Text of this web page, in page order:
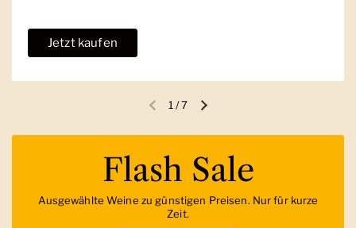
Jetzt kaufen
Vorherige FolieNächste Folie
1 /7
Flash Sale
Ausgewählte Weine zu günstigen Preisen. Nur für kurze
Zeit.